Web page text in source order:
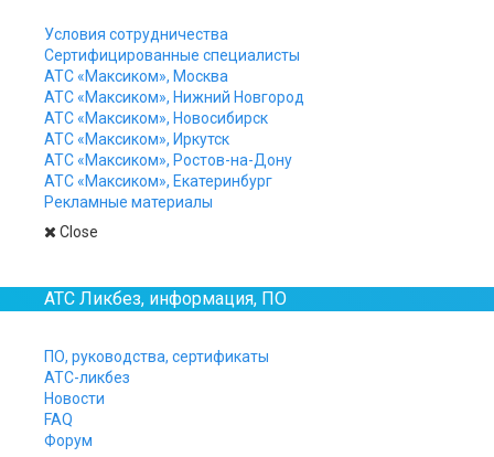
Условия сотрудничества
Сертифицированные специалисты
АТС «Максиком», Москва
АТС «Максиком», Нижний Новгород
АТС «Максиком», Новосибирск
АТС «Максиком», Иркутск
АТС «Максиком», Ростов-на-Дону
АТС «Максиком», Екатеринбург
Рекламные материалы
Close
АТС Ликбез, информация, ПО
ПО, руководства, сертификаты
АТС-ликбез
Новости
FAQ
Форум
Для первых лиц
Copyright © 2026 "Мультиком" -
Как вы узнали о нашей компании/товаре?
Реклама
Какой товар вы искали?